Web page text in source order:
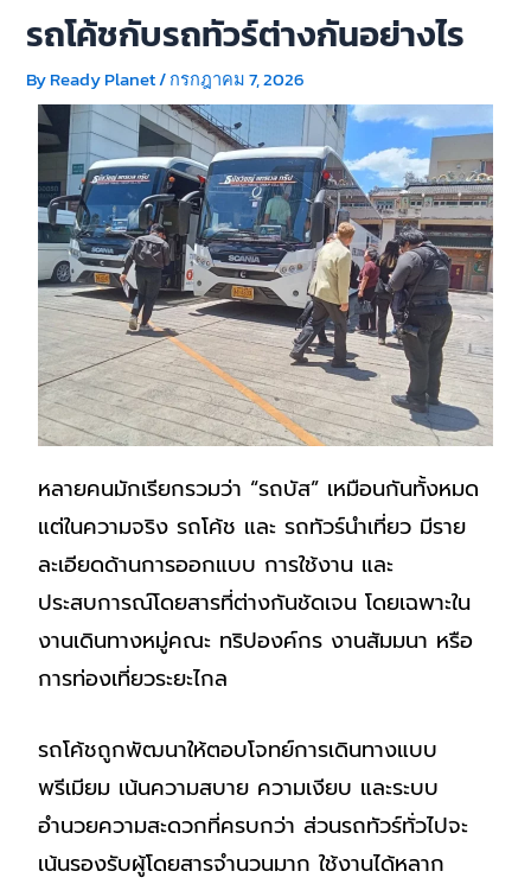
รถโค้ชกับรถทัวร์ต่างกันอย่างไร
ByReady Planet/กรกฎาคม 7, 2026
หลายคนมักเรียกรวมว่า “รถบัส” เหมือนกันทั้งหมด
แต่ในความจริง รถโค้ช และ รถทัวร์นำเที่ยว มีราย
ละเอียดด้านการออกแบบ การใช้งาน และ
ประสบการณ์โดยสารที่ต่างกันชัดเจน โดยเฉพาะใน
งานเดินทางหมู่คณะ ทริปองค์กร งานสัมมนา หรือ
การท่องเที่ยวระยะไกล
รถโค้ชถูกพัฒนาให้ตอบโจทย์การเดินทางแบบ
พรีเมียม เน้นความสบาย ความเงียบ และระบบ
อำนวยความสะดวกที่ครบกว่า ส่วนรถทัวร์ทั่วไปจะ
เน้นรองรับผู้โดยสารจำนวนมาก ใช้งานได้หลาก